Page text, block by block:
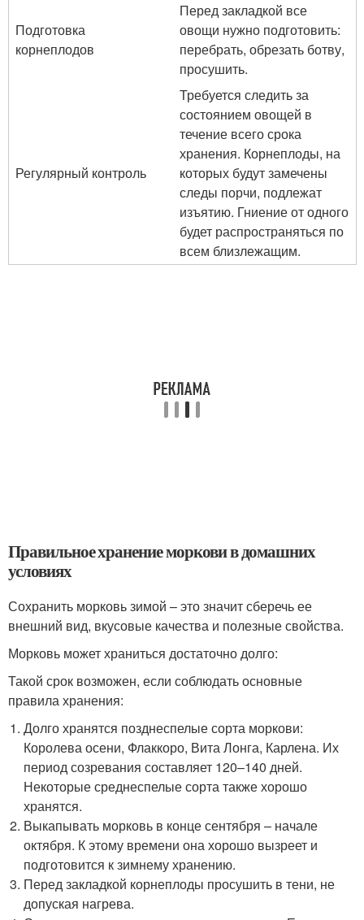
Подготовка
корнеплодов
Перед закладкой все
овощи нужно подготовить:
перебрать, обрезать ботву,
просушить.
Регулярный контроль
Требуется следить за
состоянием овощей в
течение всего срока
хранения. Корнеплоды, на
которых будут замечены
следы порчи, подлежат
изъятию. Гниение от одного
будет распространяться по
всем близлежащим.
Правильное хранение моркови в домашних
условиях
Сохранить морковь зимой – это значит сберечь ее
внешний вид, вкусовые качества и полезные свойства.
Морковь может храниться достаточно долго:
Такой срок возможен, если соблюдать основные
правила хранения:
Долго хранятся позднеспелые сорта моркови:
Королева осени, Флаккоро, Вита Лонга, Карлена. Их
период созревания составляет 120–140 дней.
Некоторые среднеспелые сорта также хорошо
хранятся.
Выкапывать морковь в конце сентября – начале
октября. К этому времени она хорошо вызреет и
подготовится к зимнему хранению.
Перед закладкой корнеплоды просушить в тени, не
допуская нагрева.